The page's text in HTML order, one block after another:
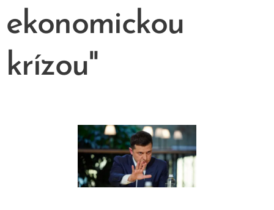
ekonomickou
krízou"